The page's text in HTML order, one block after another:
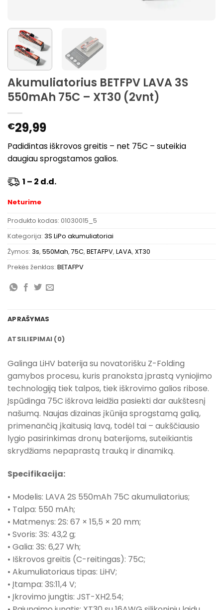
Akumuliatorius BETFPV LAVA 3S
550mAh 75C – XT30 (2vnt)
€29,99
Padidintas iškrovos greitis – net 75C – suteikia
daugiau sprogstamos galios.
1 – 2 d.d.
Neturime
Produkto kodas: 01030015_5
Kategorija: 3S LiPo akumuliatoriai
Žymos: 3s, 550Mah, 75C, BETAFPV, LAVA, XT30
Prekės ženklas: BETAFPV
APRAŠYMAS
ATSILIEPIMAI (0)
Galinga LiHV baterija su novatorišku Z-Folding
gamybos procesu, kuris pranoksta įprastą vyniojimo
technologiją tiek talpos, tiek iškrovimo galios ribose.
Įspūdinga 75C iškrova leidžia pasiekti dar aukštesnį
našumą. Naujas dizainas įkūnija sprogstamą galią,
primenančią įkaitusią lavą, todėl tai – aukščiausio
lygio pasirinkimas dronų baterijoms, suteikiantis
skrydžiams nepaprastą trauką ir dinamiką.
Specifikacija:
• Modelis: LAVA 2S 550mAh 75C akumuliatorius;
• Talpa: 550 mAh;
• Matmenys: 2S: 67 × 15,5 × 20 mm;
• Svoris: 3S: 43,2 g;
• Galia: 3S: 6,27 Wh;
• Iškrovos greitis (C-reitingas): 75C;
• Akumuliatoriaus tipas: LiHV;
• Įtampa: 3S:11,4 V;
• Įkrovimo jungtis: JST-XH2.54;